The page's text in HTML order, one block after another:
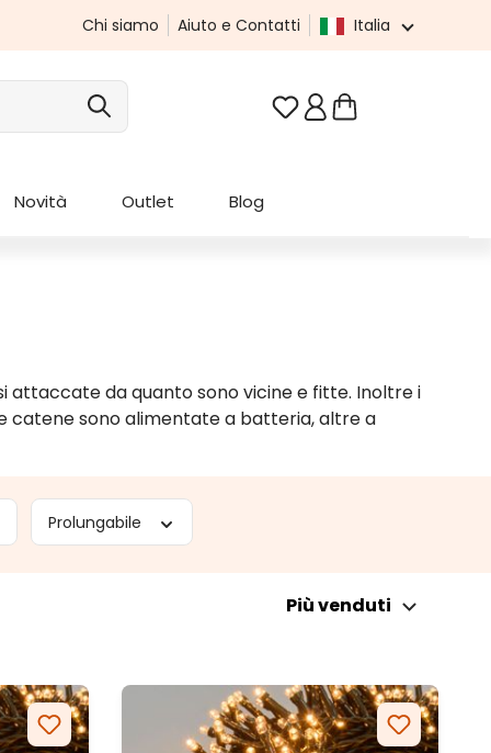
Chi siamo Aiuto e Contatti Italia
Hai 0 articoli nella
Novità Outlet Blog
attaccate da quanto sono vicine e fitte. Inoltre i
catene sono alimentate a batteria, altre a
Prolungabile
Più venduti